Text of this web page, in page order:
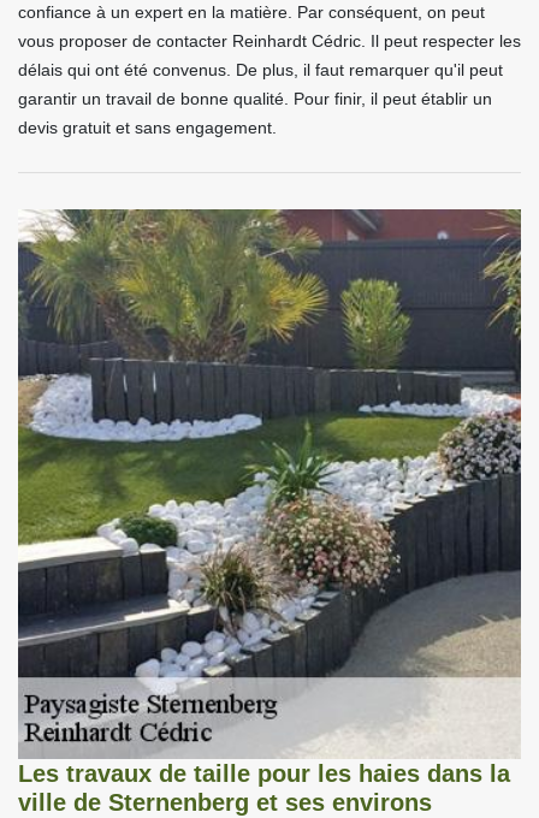
confiance à un expert en la matière. Par conséquent, on peut
vous proposer de contacter Reinhardt Cédric. Il peut respecter les
délais qui ont été convenus. De plus, il faut remarquer qu'il peut
garantir un travail de bonne qualité. Pour finir, il peut établir un
devis gratuit et sans engagement.
Les travaux de taille pour les haies dans la
ville de Sternenberg et ses environs